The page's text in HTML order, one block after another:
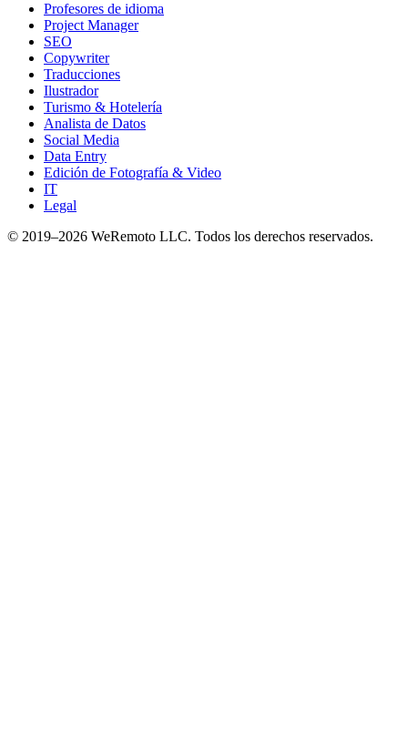
Profesores de idioma
Project Manager
SEO
Copywriter
Traducciones
Ilustrador
Turismo & Hotelería
Analista de Datos
Social Media
Data Entry
Edición de Fotografía & Video
IT
Legal
© 2019–2026 WeRemoto LLC. Todos los derechos reservados.